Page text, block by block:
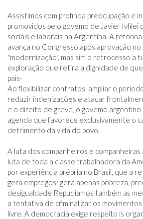
Assistimos com profinda preocupação e
promovidos pelo govemo de Javier
sociais e laborais na Argentina. A
avança no Congresso após aprovação no
"modernização", mas sim o retrocesso a
exploração que retira a dignidade de
pais-
Ao flexibilizar contratos, ampliar o
reduzir indenizações e atacar
e o direito de greve, o govemo
agenda que favorece exclusivamente o
detrimento da vida do povo.
A luta dos companheiros e
luta de toda a classe trabalhadora da
por experiência prépria no Brasil, que a
gera empregos; gera apenas pobreza,
desigualdade Repudiamos também as
a tentativa de cñminalizar os movimentos
livre. A democracia exige respeito is